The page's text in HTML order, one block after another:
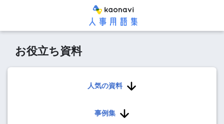
お役立ち資料
人気の資料
事例集